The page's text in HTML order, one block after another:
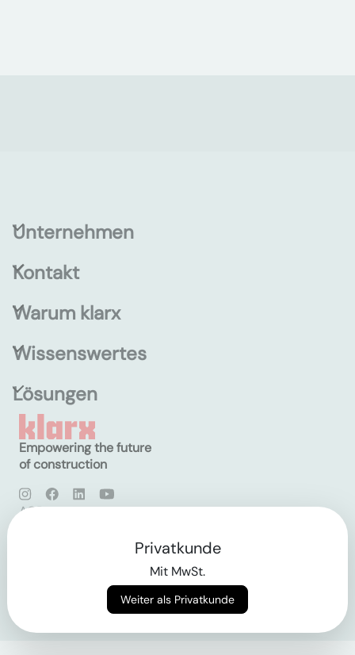
Unternehmen
Kontakt
Warum klarx
Wissenswertes
Lösungen
Empowering the future
of construction
AGB
Privatkunde
Mit MwSt.
Weiter als Privatkunde